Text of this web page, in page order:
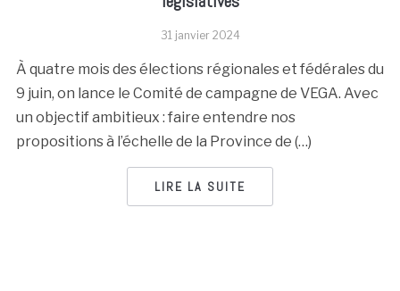
31 janvier 2024
À quatre mois des élections régionales et fédérales du
9 juin, on lance le Comité de campagne de VEGA. Avec
un objectif ambitieux : faire entendre nos
propositions à l’échelle de la Province de (…)
LIRE LA SUITE